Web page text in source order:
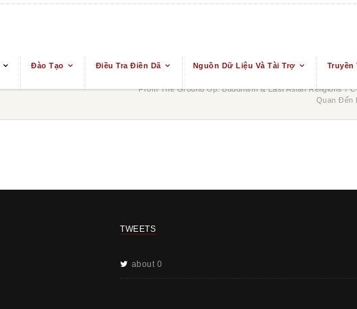
Đào Tạo Điều Tra Điền Dã Nguồn Dữ Liệu Và Tài Trợ Truyền
From The Ground Up: Buddhism & East Asian Religions /
Quan Đến
TWEETS
about 0